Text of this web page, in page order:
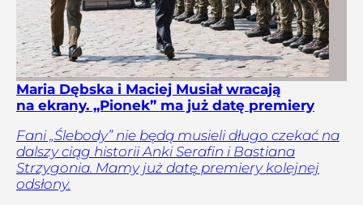
Maria Dębska i Maciej Musiał wracają
na ekrany. „Pionek” ma już datę premiery
Fani „Ślebody” nie będą musieli długo czekać na
dalszy ciąg historii Anki Serafin i Bastiana
Strzygonia. Mamy już datę premiery kolejnej
odsłony.